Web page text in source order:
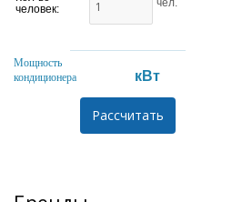
человек:
чел.
Мощность
кондиционера
кВт